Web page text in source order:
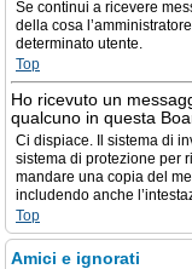
Se continui a ricevere
della cosa
determinato utente.
Top
Ho ricevuto un
qualcuno in questa
Ci dispiace. Il sistema di
sistema di protezione per
mandare una copia del
includendo anche
Top
Amici e ignorati